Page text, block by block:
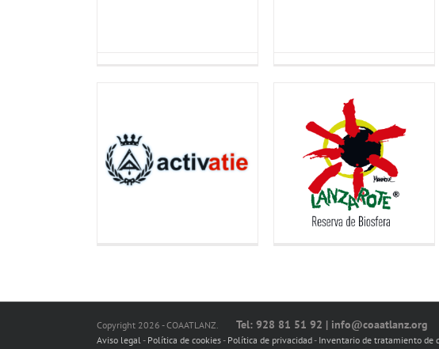
Copyright 2026 - COAATLANZ. Tel: 928 81 51 92 | info@coaatlanz.org
Aviso legal- Política de cookies- Política de privacidad- Inventario de tratamiento de